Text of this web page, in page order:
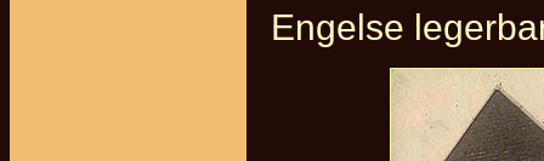
Engelse